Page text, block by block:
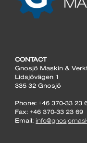
CONTACT
Gnosjö Maskin &
Lidsjövägen 1
335 32 Gnosjö
Phone: +46 370-33 23
Fax: +46 370-33 23 69
Email: